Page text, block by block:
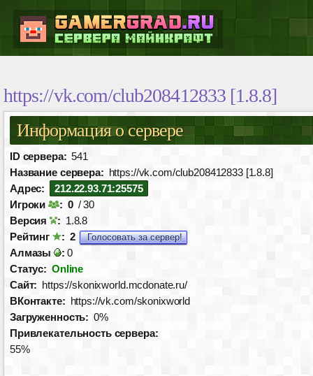
https://vk.com/club208412833 [1.8.8]
Информация о сервере
ID сервера: 541
Название сервера: https://vk.com/club208412833 [1.8.8]
Адрес:
212.22.93.71:25575
Игроки
: 0 / 30
Версия
: 1.8.8
Рейтинг
: 2 Голосовать за сервер!
Алмазы : 0
Статус: Online
Сайт: https://skonixworld.mcdonate.ru/
ВКонтакте: https://vk.com/skonixworld
Загруженность: 0%
Привлекательность сервера:
55%